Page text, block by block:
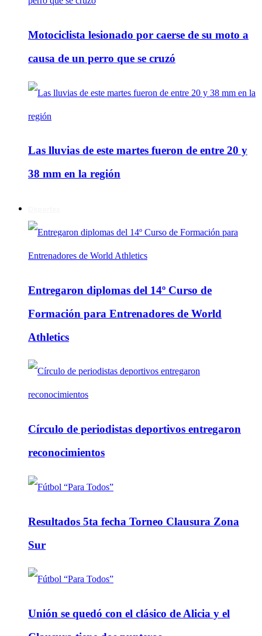
Motociclista lesionado por caerse de su moto a
causa de un perro que se cruzó
Las lluvias de este martes fueron de entre 20 y
38 mm en la región
Entregaron diplomas del 14º Curso de
Formación para Entrenadores de World
Athletics
Círculo de periodistas deportivos entregaron
reconocimientos
Resultados 5ta fecha Torneo Clausura Zona
Sur
Unión se quedó con el clásico de Alicia y el